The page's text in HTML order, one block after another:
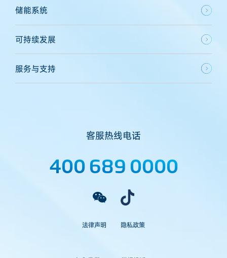
储能系统
可持续发展
服务与支持
客服热线电话
400 689 0000
法律声明 隐私政策